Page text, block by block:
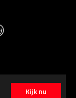
Kijk nu